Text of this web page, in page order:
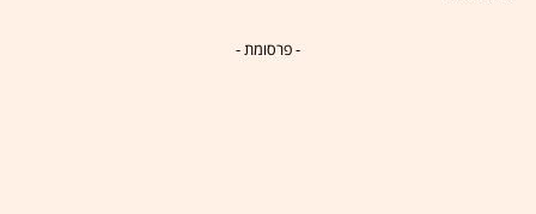
- פרסומת -